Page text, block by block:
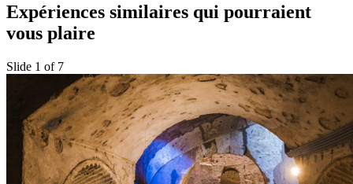
Expériences similaires qui pourraient
vous plaire
Slide 1 of 7